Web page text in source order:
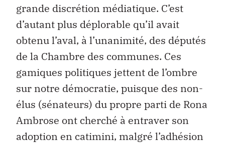
grande discrétion médiatique. C’est
d’autant plus déplorable qu’il avait
obtenu l’aval, à l’unanimité, des députés
de la Chambre des communes. Ces
gamiques politiques jettent de l’ombre
sur notre démocratie, puisque des non-
élus (sénateurs) du propre parti de Rona
Ambrose ont cherché à entraver son
adoption en catimini, malgré l’adhésion